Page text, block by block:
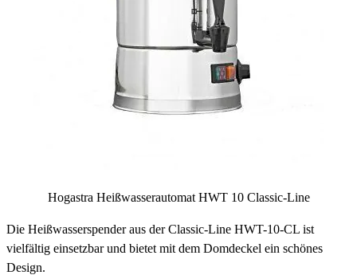
Hogastra Heißwasserautomat HWT 10 Classic-Line
Die Heißwasserspender aus der Classic-Line HWT-10-CL ist
vielfältig einsetzbar und bietet mit dem Domdeckel ein schönes
Design.